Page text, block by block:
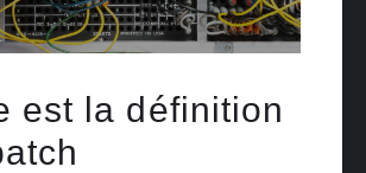
est la définition